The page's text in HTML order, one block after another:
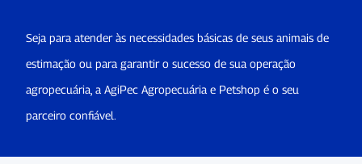
Seja para atender às necessidades básicas de seus animais de
estimação ou para garantir o sucesso de sua operação
agropecuária, a AgiPec Agropecuária e Petshop é o seu
parceiro confiável.